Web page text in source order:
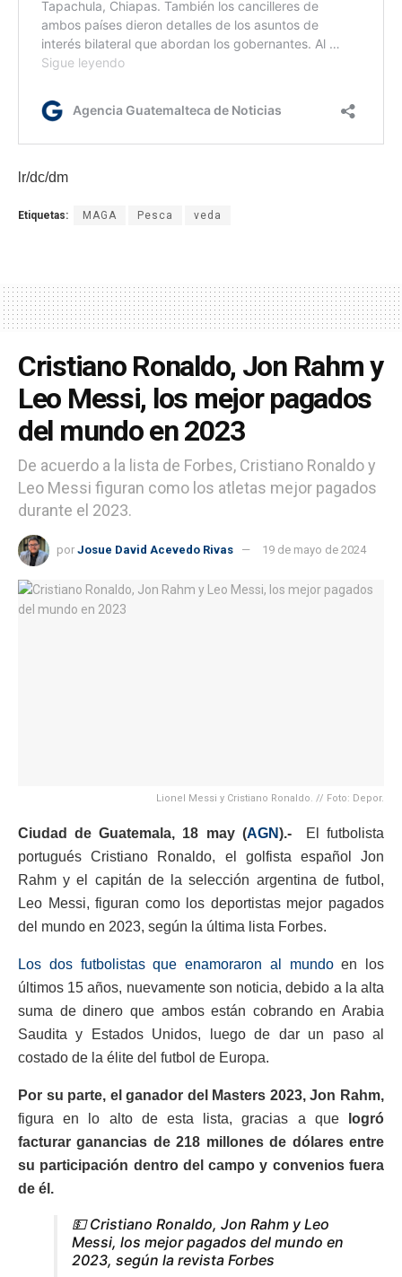
lr/dc/dm
Etiquetas: MAGA Pesca veda
Cristiano Ronaldo, Jon Rahm y
Leo Messi, los mejor pagados
del mundo en 2023
De acuerdo a la lista de Forbes, Cristiano Ronaldo y
Leo Messi figuran como los atletas mejor pagados
durante el 2023.
por Josue David Acevedo Rivas 19 de mayo de 2024
Lionel Messi y Cristiano Ronaldo. // Foto: Depor.
Ciudad de Guatemala, 18 may (AGN).-
El futbolista
portugués Cristiano Ronaldo, el golfista español Jon
Rahm y el capitán de la selección argentina de futbol,
Leo Messi, figuran como los deportistas mejor pagados
del mundo en 2023, según la última lista Forbes.
Los dos futbolistas que enamoraron al mundoen los
últimos 15 años, nuevamente son noticia, debido a la alta
suma de dinero que ambos están cobrando en Arabia
Saudita y Estados Unidos, luego de dar un paso al
costado de la élite del futbol de Europa.
Por su parte, el ganador del Masters 2023, Jon Rahm,
figura en lo alto de esta lista, gracias a que
logró
facturar ganancias de 218 millones de dólares entre
su participación dentro del campo y convenios fuera
de él.
💵 Cristiano Ronaldo, Jon Rahm y Leo
Messi, los mejor pagados del mundo en
2023, según la revista Forbes